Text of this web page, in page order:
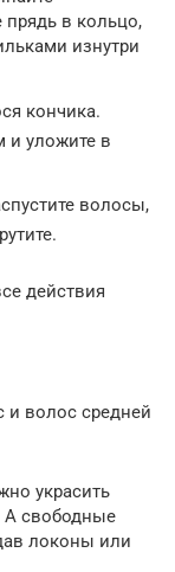
прядь в кольцо,
изнутри
кончика.
и уложите в
волосы,
действия
и волос средней
украсить
свободные
локоны или